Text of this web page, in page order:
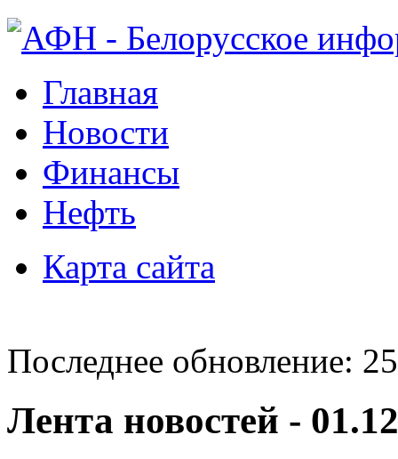
Главная
Новости
Финансы
Нефть
Карта сайта
Последнее обновление:
Лента новостей -